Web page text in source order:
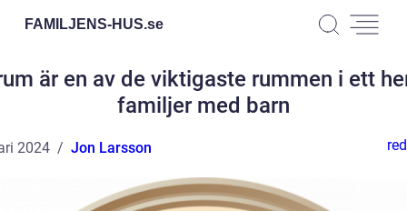
FAMILJENS-HUS.se
är en av de viktigaste rummen i ett
familjer med barn
2024 Jon Larsson